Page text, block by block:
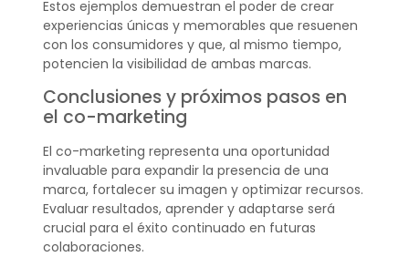
Estos ejemplos demuestran el poder de crear
experiencias únicas y memorables que resuenen
con los consumidores y que, al mismo tiempo,
potencien la visibilidad de ambas marcas.
Conclusiones y próximos pasos en
el co-marketing
El co-marketing representa una oportunidad
invaluable para expandir la presencia de una
marca, fortalecer su imagen y optimizar recursos.
Evaluar resultados, aprender y adaptarse será
crucial para el éxito continuado en futuras
colaboraciones.